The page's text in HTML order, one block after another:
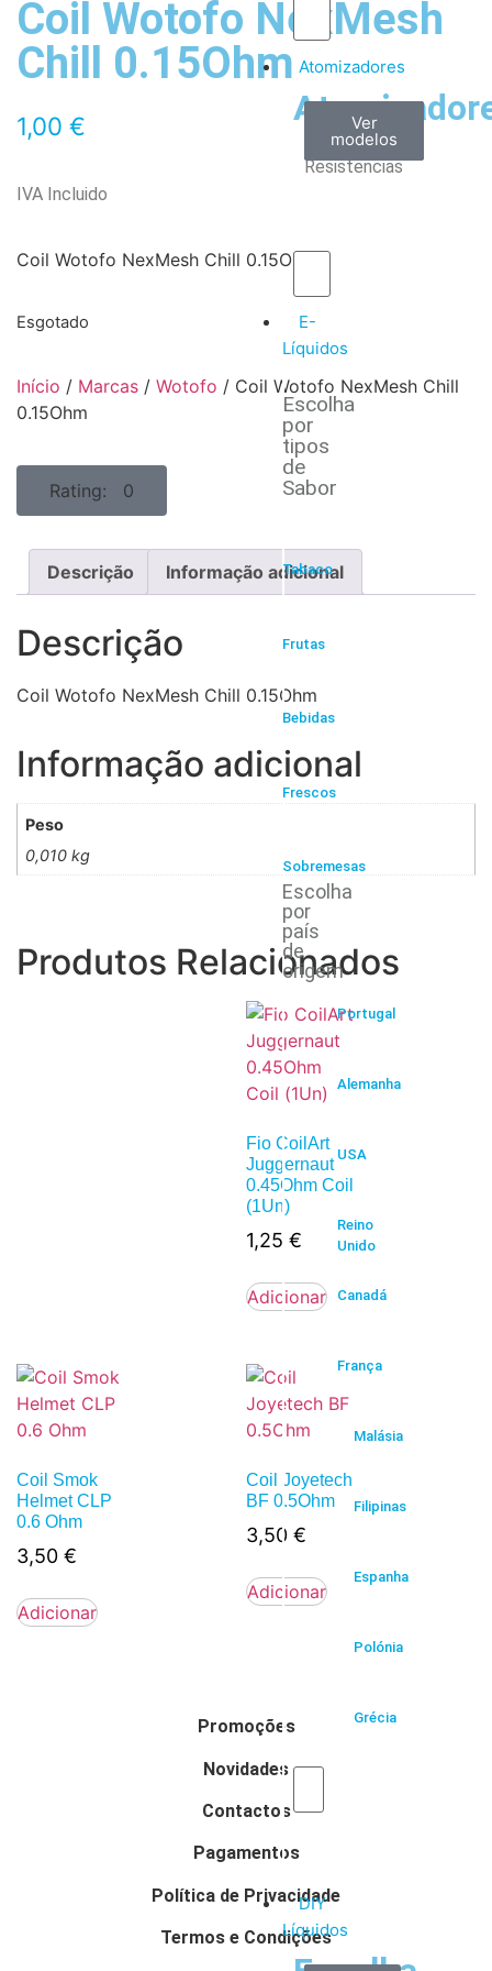
Atomizadores
Claromizadores
Ver
modelos
Reconstruíveis
Ver
modelos
Resistencias
Ver
modelos
E-
Líquidos
Escolha
por
tipos
de
Sabor
Tabaco
Frutas
Bebidas
Frescos
Sobremesas
Escolha
por
país
de
origem
Portugal
Alemanha
USA
Reino
Unido
Canadá
França
Malásia
Filipinas
Espanha
Polónia
Grécia
DIY
Líquidos
Coil Wotofo NexMesh
Chill 0.15Ohm
1,00 €
IVA Incluido
Coil Wotofo NexMesh Chill 0.15Ohm
Esgotado
Início / Marcas / Wotofo / Coil Wotofo NexMesh Chill
0.15Ohm
Rating: 0
Descrição Informação adicional
Descrição
Coil Wotofo NexMesh Chill 0.15Ohm
Informação adicional
Peso
0,010 kg
Produtos Relacionados
Fio CoilArt
Juggernaut
0.45Ohm Coil
(1Un)
1,25 €
Adicionar
Coil Smok
Helmet CLP
0.6 Ohm
3,50 €
Adicionar
Coil Joyetech
BF 0.5Ohm
3,50 €
Adicionar
Promoções
Novidades
Contactos
Pagamentos
Política de Privacidade
Termos e Condições